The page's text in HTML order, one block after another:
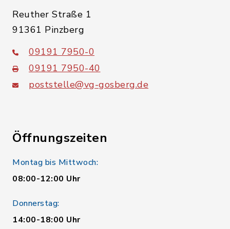
Reuther Straße 1
91361 Pinzberg
09191 7950-0
09191 7950-40
poststelle@vg-gosberg.de
Öffnungszeiten
Montag bis Mittwoch:
08:00-12:00 Uhr
Donnerstag:
14:00-18:00 Uhr